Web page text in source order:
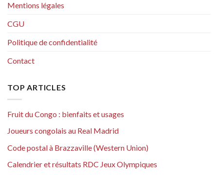
Mentions légales
CGU
Politique de confidentialité
Contact
TOP ARTICLES
Fruit du Congo : bienfaits et usages
Joueurs congolais au Real Madrid
Code postal à Brazzaville (Western Union)
Calendrier et résultats RDC Jeux Olympiques